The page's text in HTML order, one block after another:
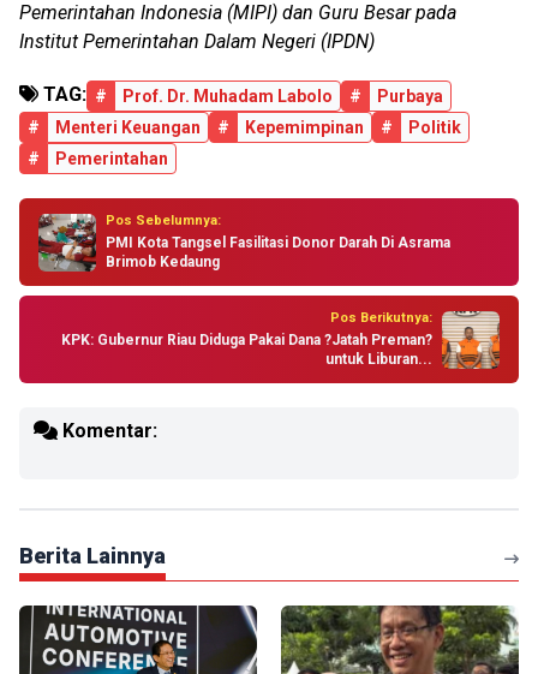
Pemerintahan Indonesia (MIPI) dan Guru Besar pada
Institut Pemerintahan Dalam Negeri (IPDN)
TAG: # Prof. Dr. Muhadam Labolo #
Purbaya
#
Menteri Keuangan # Kepemimpinan #
Politik
#
Pemerintahan
Pos Sebelumnya:
PMI Kota Tangsel Fasilitasi Donor Darah Di Asrama
Brimob Kedaung
Pos Berikutnya:
KPK: Gubernur Riau Diduga Pakai Dana ?Jatah Preman?
untuk Liburan...
Komentar:
Berita Lainnya